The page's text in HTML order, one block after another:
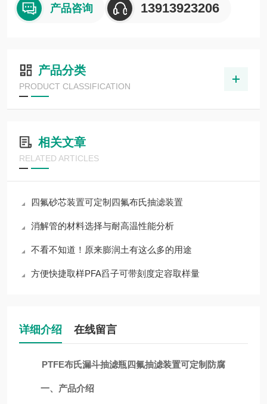
产品咨询 13913923206
产品分类
PRODUCT CLASSIFICATION
相关文章
RELATED ARTICLES
四氟砂芯装置可定制四氟布氏抽滤装置
消解管的材料选择与耐高温性能分析
不看不知道！原来膨润土有这么多的用途
方便快捷取样PFA舀子可带刻度定容取样量
详细介绍 在线留言
PTFE布氏漏斗抽滤瓶四氟抽滤装置可定制防腐
一、产品介绍